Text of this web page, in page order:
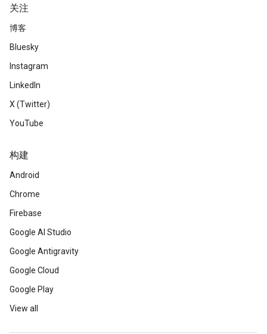
关注
博客
Bluesky
Instagram
LinkedIn
X (Twitter)
YouTube
构建
Android
Chrome
Firebase
Google AI Studio
Google Antigravity
Google Cloud
Google Play
View all